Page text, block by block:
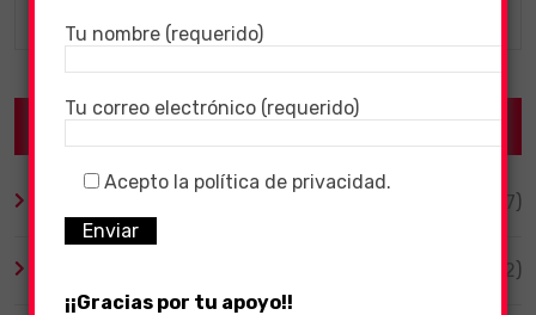
Categories
(17)
(12)
Tu nombre (requerido)
Tu correo electrónico (requerido)
Acepto la política de privacidad.
¡¡Gracias por tu apoyo!!